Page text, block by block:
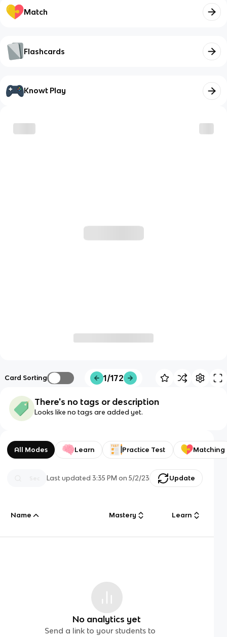
Match
Flashcards
Knowt Play
Card Sorting 1/172
There's no tags or description
Looks like no tags are added yet.
All Modes Learn Practice Test Matching
Last updated3:35 PM on 5/2/23 Update
Name Mastery Learn
No analytics yet
Send a link to your students to